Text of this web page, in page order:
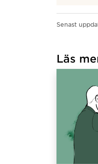
Senast
Läs